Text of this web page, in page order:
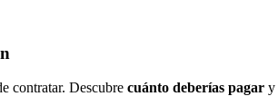
contratar. Descubre cuánto deberías pagar y